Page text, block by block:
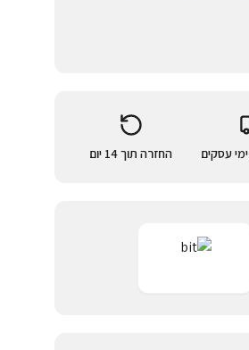
החזרה תוך 14 יום